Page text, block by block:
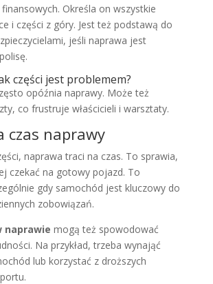
Określa on wszystkie
i części z góry. Jest też podstawą do
jeśli naprawa jest
części jest problemem?
opóźnia naprawy. Może też
co frustruje właścicieli i warsztaty.
czas naprawy
naprawa traci na czas. To sprawia,
czekać na gotowy pojazd. To
gdy samochód jest kluczowy do
zobowiązań.
naprawie mogą też spowodować
Na przykład, trzeba wynająć
lub korzystać z droższych